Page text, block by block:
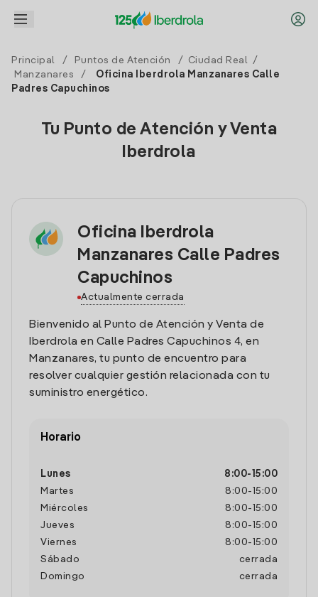
Principal / Puntos de Atención / Ciudad Real /
Manzanares
/
Oficina Iberdrola Manzanares Calle
Padres Capuchinos
Tu Punto de Atención y Venta
Iberdrola
Oficina Iberdrola
Manzanares Calle Padres
Capuchinos
Actualmente cerrada
Bienvenido al Punto de Atención y Venta de
Iberdrola en Calle Padres Capuchinos 4, en
Manzanares, tu punto de encuentro para
resolver cualquier gestión relacionada con tu
suministro energético.
Horario
Lunes 8:00- 15:00
Martes
8:00- 15:00
Miércoles
8:00- 15:00
Jueves
8:00- 15:00
Viernes
8:00- 15:00
Sábado
cerrada
Domingo
cerrada